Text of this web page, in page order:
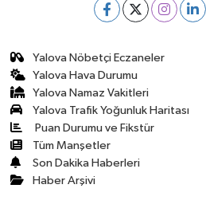
Yalova Nöbetçi Eczaneler
Yalova Hava Durumu
Yalova Namaz Vakitleri
Yalova Trafik Yoğunluk Haritası
Puan Durumu ve Fikstür
Tüm Manşetler
Son Dakika Haberleri
Haber Arşivi